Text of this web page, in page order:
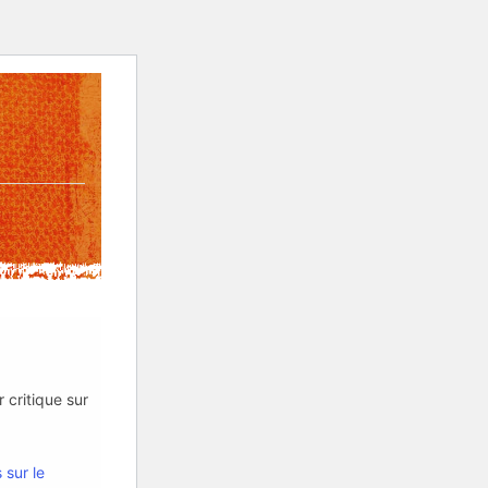
critique sur
sur le